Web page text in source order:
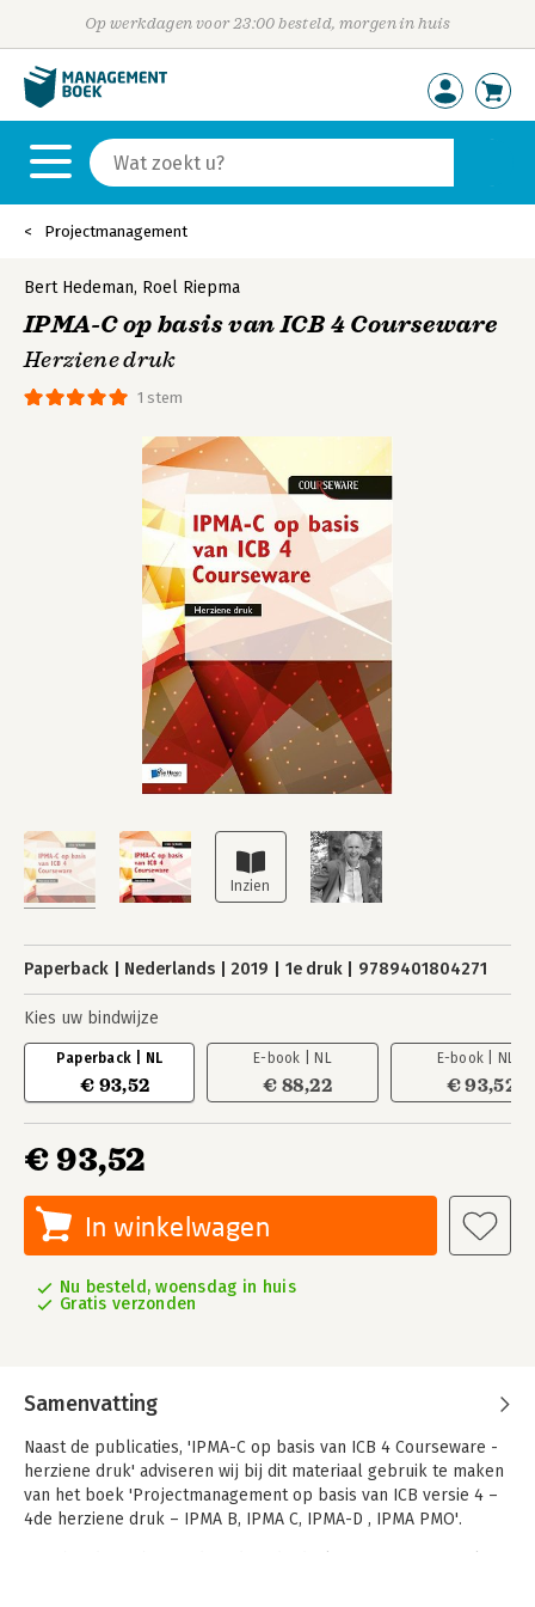
Op werkdagen voor 23:00 besteld, morgen in huis
Projectmanagement
1 stem
Bert Hedeman, Roel Riepma
IPMA-C op basis van ICB 4 Courseware
Herziene druk
Paperback Nederlands 2019 1e druk 9789401804271
Kies uw bindwijze
Paperback | NL
€ 93,52
E-book | NL
€ 88,22
E-book | NL
€ 93,52
€ 93,52
In winkelwagen
Nu besteld, woensdag in huis
Gratis verzonden
Samenvatting
Naast de publicaties, 'IPMA-C op basis van ICB 4 Courseware -
herziene druk' adviseren wij bij dit materiaal gebruik te maken
van het boek 'Projectmanagement op basis van ICB versie 4 –
4de herziene druk – IPMA B, IPMA C, IPMA-D , IPMA PMO'.